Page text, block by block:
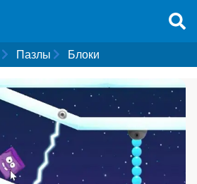
Пазлы Блоки